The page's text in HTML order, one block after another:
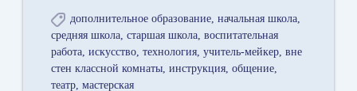
дополнительное образование начальная школа
средняя школа старшая школа воспитательная
работа искусство технология учитель-мейкер вне
стен классной комнаты инструкция общение
театр мастерская